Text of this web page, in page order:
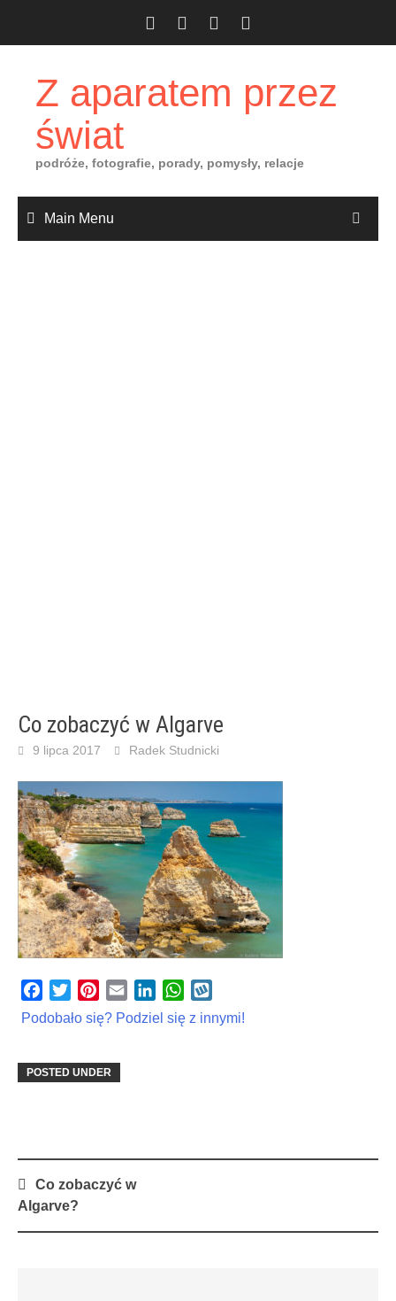
Z aparatem przez
świat
podróże, fotografie, porady, pomysły, relacje
Main Menu
Co zobaczyć w Algarve
9 lipca 2017 Radek Studnicki
Facebook
TwitterPinterest
Email LinkedInWhatsApp
Podobało się? Podziel się z innymi!
POSTED UNDER
Post
navigation
Co zobaczyć w
Algarve?